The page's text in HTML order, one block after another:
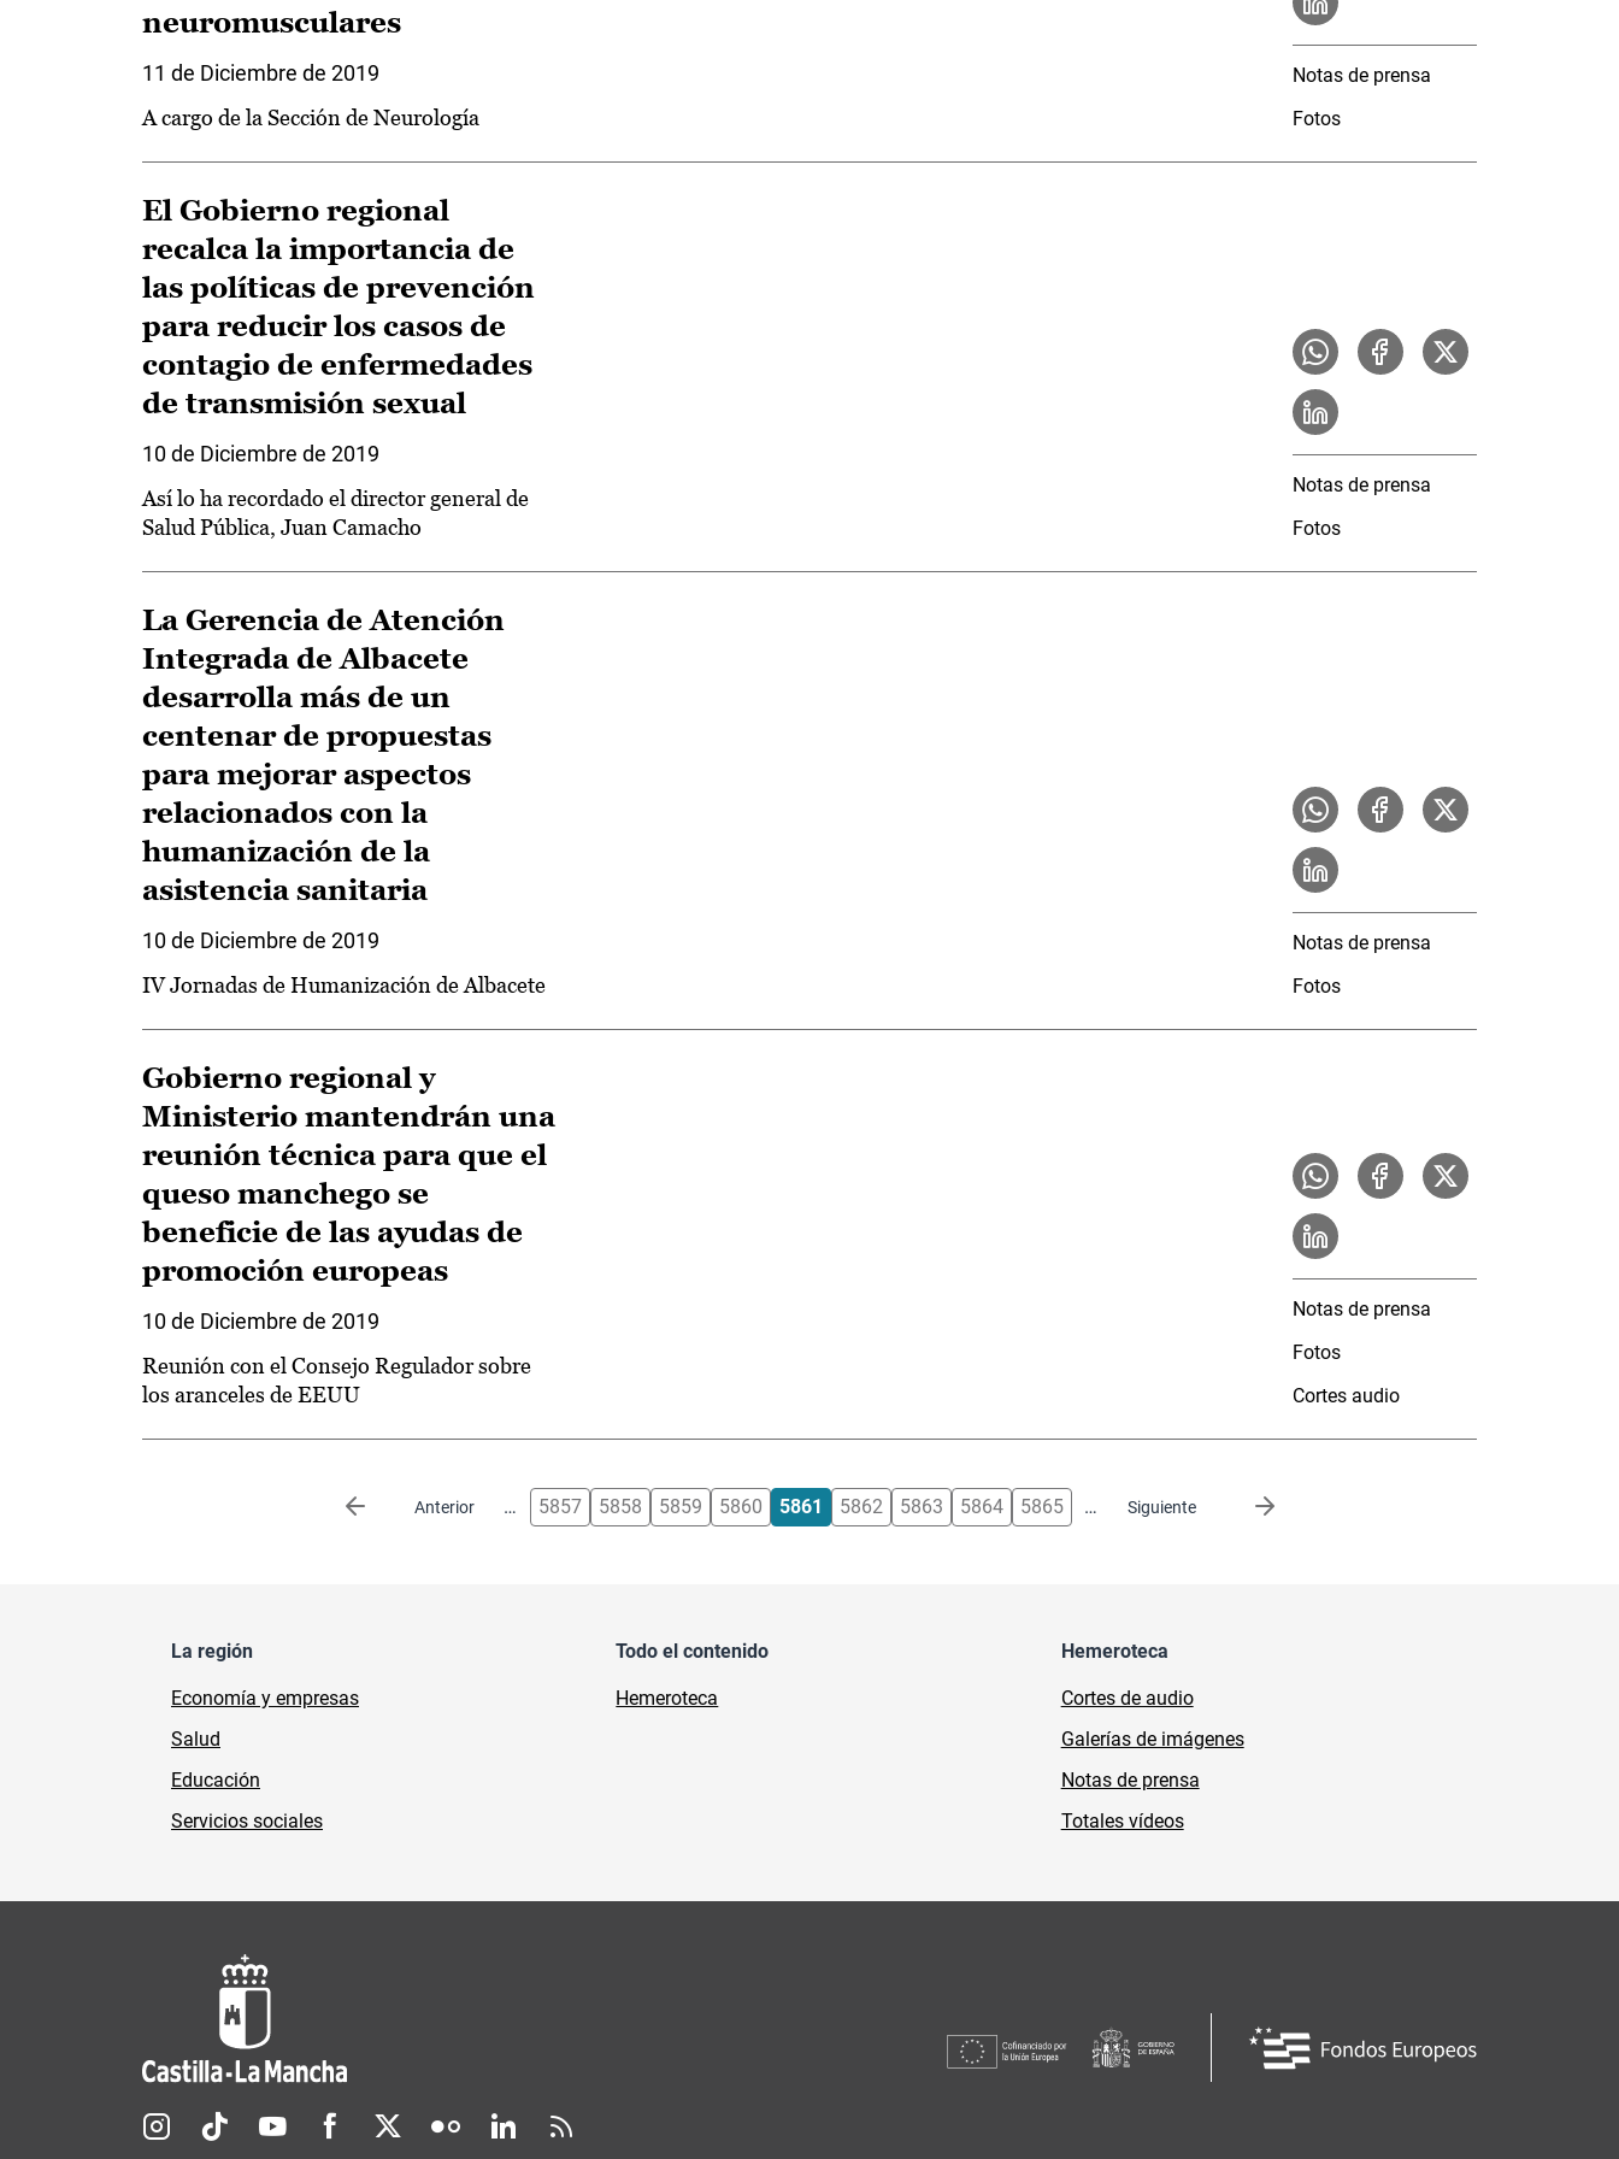
neuromusculares
11 de Diciembre de 2019
A cargo de la Sección de Neurología
Notas de prensa
Fotos
El Gobierno regional
recalca la importancia de
las políticas de prevención
para reducir los casos de
contagio de enfermedades
de transmisión sexual
10 de Diciembre de 2019
Así lo ha recordado el director general de
Salud Pública, Juan Camacho
Notas de prensa
Fotos
La Gerencia de Atención
Integrada de Albacete
desarrolla más de un
centenar de propuestas
para mejorar aspectos
relacionados con la
humanización de la
asistencia sanitaria
10 de Diciembre de 2019
IV Jornadas de Humanización de Albacete
Notas de prensa
Fotos
Gobierno regional y
Ministerio mantendrán una
reunión técnica para que el
queso manchego se
beneficie de las ayudas de
promoción europeas
10 de Diciembre de 2019
Reunión con el Consejo Regulador sobre
los aranceles de EEUU
Notas de prensa
Fotos
Cortes audio
Anterior
Página anterior … 5857 5858 5859 5860 5861 5862 5863 5864 5865 … Siguiente
Siguiente página
La región
Economía y empresas
Salud
Educación
Servicios sociales
Todo el contenido
Hemeroteca
Hemeroteca
Cortes de audio
Galerías de imágenes
Notas de prensa
Totales vídeos
Redes sociales JCCM